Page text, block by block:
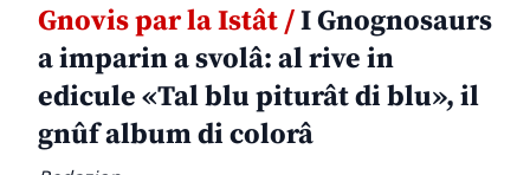
Gnovis par la Istât /I Gnognosaurs
a imparin a svolâ: al rive in
edicule «Tal blu piturât di blu», il
gnûf album di colorâ